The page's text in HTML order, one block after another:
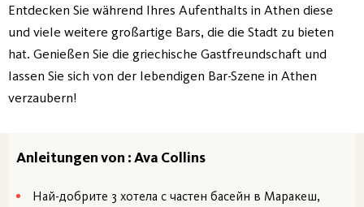
Entdecken Sie während Ihres Aufenthalts in Athen diese
und viele weitere großartige Bars, die die Stadt zu bieten
hat. Genießen Sie die griechische Gastfreundschaft und
lassen Sie sich von der lebendigen Bar-Szene in Athen
verzaubern!
Anleitungen von : Ava Collins
Най-добрите 3 хотела с частен басейн в Маракеш,